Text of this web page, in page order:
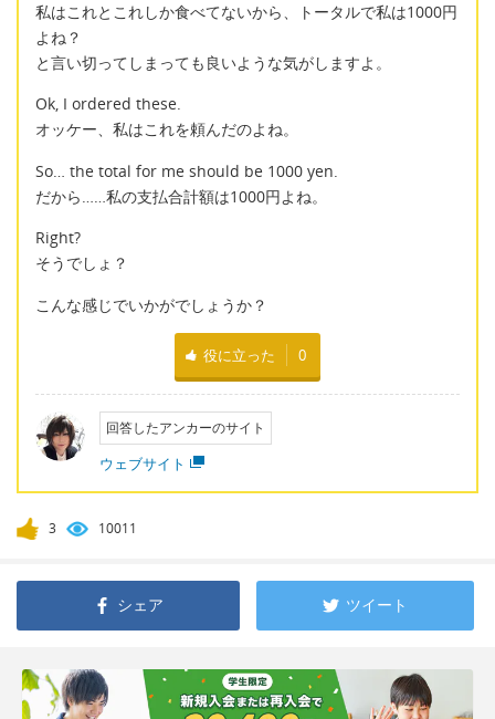
私はこれとこれしか食べてないから、トータルで私は1000円
よね？
と言い切ってしまっても良いような気がしますよ。
Ok, I ordered these.
オッケー、私はこれを頼んだのよね。
So… the total for me should be 1000 yen.
だから……私の支払合計額は1000円よね。
Right?
そうでしょ？
こんな感じでいかがでしょうか？
役に立った 0
回答したアンカーのサイト
ウェブサイト
3 10011
シェア ツイート